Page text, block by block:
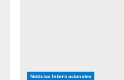
Noticias Internacionales